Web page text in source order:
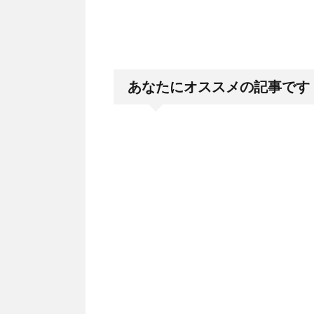
あなたにオススメの記事です